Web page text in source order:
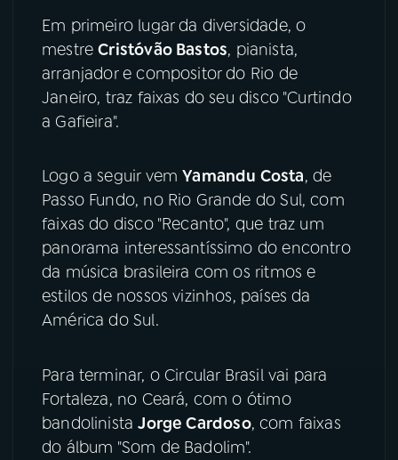
ACOMPANHE A RÁDIO MEC
YouTube Facebook
TikTok
Em primeiro lugar da diversidade, o
mestreCristóvão Bastos, pianista,
arranjador e compositor do Rio de
Janeiro, traz faixas do seu disco "Curtindo
a Gafieira".
Logo a seguir vemYamandu Costa, de
Passo Fundo, no Rio Grande do Sul, com
faixas do disco "Recanto", que traz um
panorama interessantíssimo do encontro
da música brasileira com os ritmos e
estilos de nossos vizinhos, países da
América do Sul.
Para terminar, o Circular Brasil vai para
Fortaleza, no Ceará, com o ótimo
bandolinistaJorge Cardoso, com faixas
do álbum "Som de Badolim".